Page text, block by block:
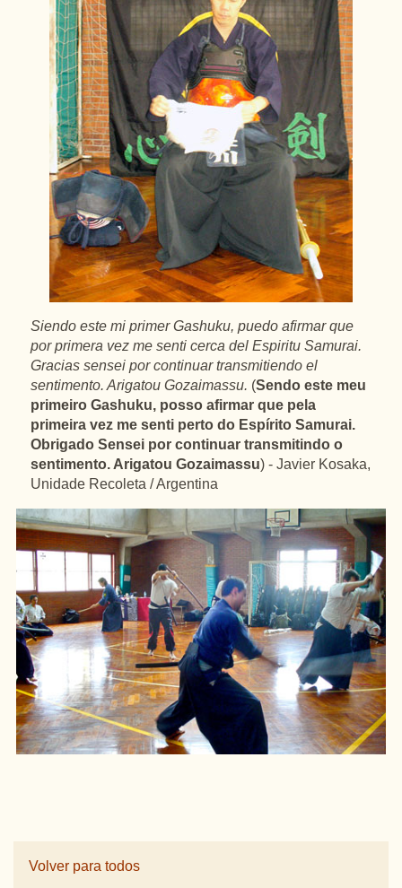
Siendo este mi primer Gashuku, puedo afirmar que
por primera vez me senti cerca del Espiritu Samurai.
Gracias sensei por continuar transmitiendo el
sentimento. Arigatou Gozaimassu. (Sendo este meu
primeiro Gashuku, posso afirmar que pela
primeira vez me senti perto do Espírito Samurai.
Obrigado Sensei por continuar transmitindo o
sentimento. Arigatou Gozaimassu) - Javier Kosaka,
Unidade Recoleta / Argentina
Volver para todos